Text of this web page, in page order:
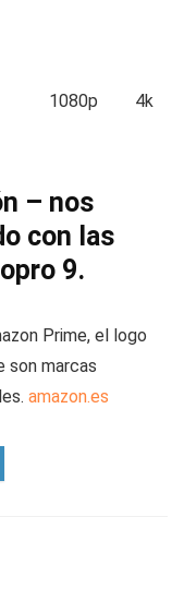
1080p 4k
– nos
con las
9.
Prime, el logo
son marcas
amazon.es